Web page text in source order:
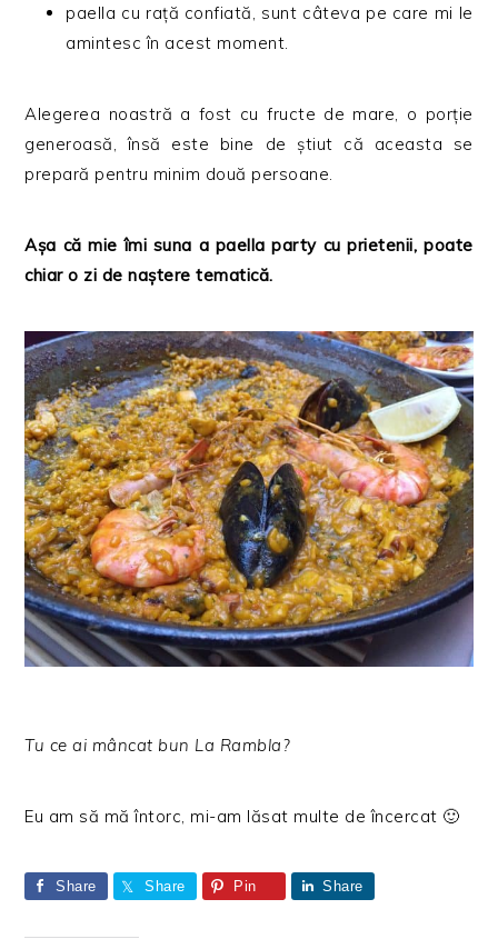
paella cu rață confiată, sunt câteva pe care mi le
amintesc în acest moment.
Alegerea noastră a fost cu fructe de mare, o porție
generoasă, însă este bine de știut că aceasta se
prepară pentru minim două persoane.
Așa că mie îmi suna a paella party cu prietenii, poate
chiar o zi de naștere tematică.
Tu ce ai mâncat bun La Rambla?
Eu am să mă întorc, mi-am lăsat multe de încercat 🙂
Share Share Pin Share